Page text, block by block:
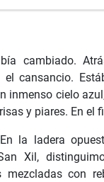
cambiado.
el cansancio.
inmenso cielo
y piares. En el
la ladera
Xil,
con